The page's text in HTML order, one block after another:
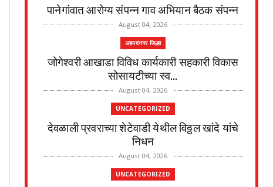
पानेगांवात आरोग्य संपन्न गाव अभियान बैठक संपन्न
August 04, 2026
अहमदनगर जिल्हा
जोगेश्वरी आखाडा विविध कार्यकारी सहकारी विकास
सोसायटीच्या स्व...
August 04, 2026
UNCATEGORIZED
देवळाली प्रवराच्या शेटेवाडी येथील विठ्ठल खांदे यांचे
निधन
August 04, 2026
UNCATEGORIZED